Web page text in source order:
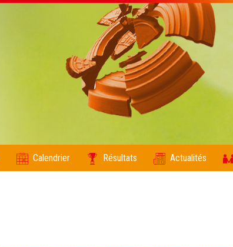
Calendrier Résultats Actualités